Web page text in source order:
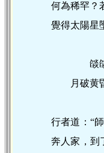
何為稀罕？
覺得太陽星
燄
月破黄
行者道：“
奔人家，到